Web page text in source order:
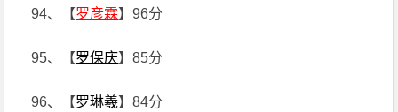
94、【罗彦霖】96分
95、【罗保庆】85分
96、【罗琳羲】84分